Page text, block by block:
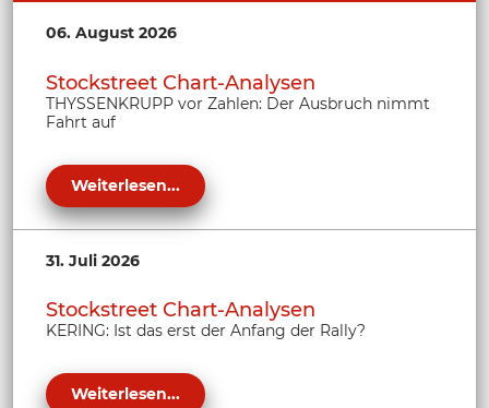
06. August 2026
Stockstreet Chart-Analysen
THYSSENKRUPP vor Zahlen: Der Ausbruch nimmt
Fahrt auf
Weiterlesen...
31. Juli 2026
Stockstreet Chart-Analysen
KERING: Ist das erst der Anfang der Rally?
Weiterlesen...